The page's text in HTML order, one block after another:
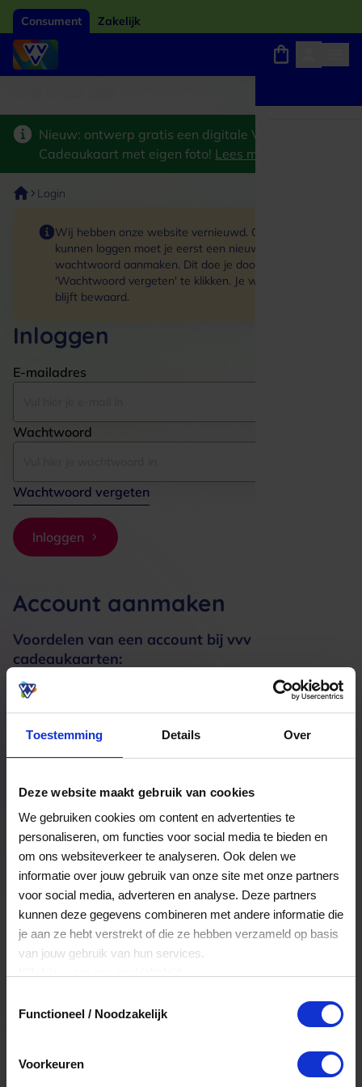
Toestemming Details Over
Deze website maakt gebruik van cookies
We gebruiken cookies om content en advertenties te
personaliseren, om functies voor social media te bieden en
om ons websiteverkeer te analyseren. Ook delen we
informatie over jouw gebruik van onze site met onze partners
voor social media, adverteren en analyse. Deze partners
kunnen deze gegevens combineren met andere informatie die
je aan ze hebt verstrekt of die ze hebben verzameld op basis
van jouw gebruik van hun services.
Functioneel / Noodzakelijk
Voorkeuren
Consument Zakelijk
Nieuw: ontwerp gratis een digitale VVV
Cadeaukaart met eigen foto! Lees meer
Login
Wij hebben onze website vernieuwd. Om in te
kunnen loggen moet je eerst een nieuw
wachtwoord aanmaken. Dit doe je door op de link
'Wachtwoord vergeten' te klikken. Je winkelmand
blijft bewaard.
Inloggen
E-mailadres
Wachtwoord
Wachtwoord vergeten
Inloggen
Account aanmaken
Voordelen van een account bij vvv
cadeaukaarten:
Meerdere adressen registreren
Een bestelling volgen
Nog veel meer...
Maak account aan